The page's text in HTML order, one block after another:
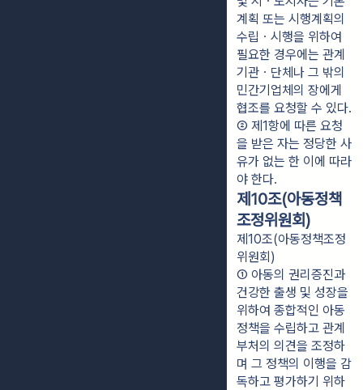
계획 또는 시행계획의
수립ㆍ시행을 위하여
필요한 경우에는 관계
기관ㆍ단체나 그 밖의
민간기업체의 장에게
협조를 요청할 수 있다.
② 제1항에 따른 요청
을 받은 자는 정당한 사
유가 없는 한 이에 따라
야 한다.
제10조(아동정책
조정위원회)
제10조(아동정책조정
위원회)
① 아동의 권리증진과
건강한 출생 및 성장을
위하여 종합적인 아동
정책을 수립하고 관계
부처의 의견을 조정하
며 그 정책의 이행을 감
독하고 평가하기 위하